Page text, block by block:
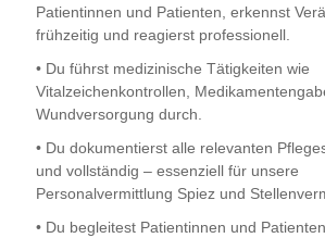
Patientinnen und Patienten, erkennst
frühzeitig und reagierst professionell.
• Du führst medizinische Tätigkeiten wie
Vitalzeichenkontrollen,
Wundversorgung durch.
• Du dokumentierst alle relevanten
und vollständig – essenziell für unsere
Personalvermittlung Spiez und
• Du begleitest Patientinnen und